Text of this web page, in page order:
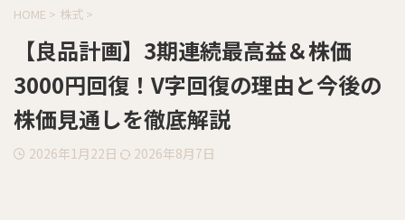
HOME > 株式 >
【良品計画】3期連続最高益＆株価
3000円回復！V字回復の理由と今後の
株価見通しを徹底解説
2026年1月22日 2026年8月7日